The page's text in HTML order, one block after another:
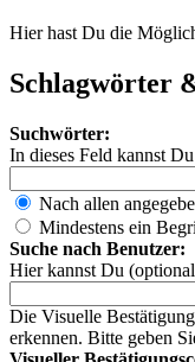
Hier hast Du die
Schlagwörter
Suchwörter:
In dieses Feld kannst
Nach allen
Mindestens ein
Suche nach Benutzer:
Hier kannst Du
Die Visuelle
erkennen. Bitte geben